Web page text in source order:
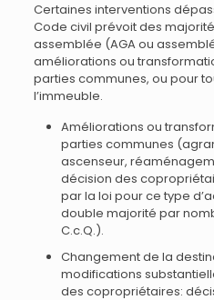
Certaines interventions
Code civil prévoit des
assemblée (AGA ou
améliorations ou
parties communes, ou pour
l’immeuble.
Améliorations ou
parties communes
ascenseur,
décision des
par la loi pour ce type
double majorité par
C.c.Q.).
Changement de la
modifications
des copropriétaires: